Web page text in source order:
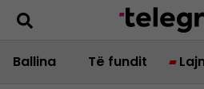
Ballina Të fundit